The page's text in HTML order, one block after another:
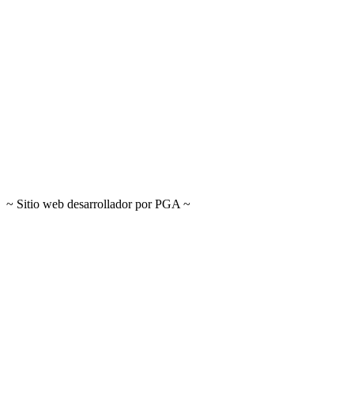
~ Sitio web desarrollador por PGA ~